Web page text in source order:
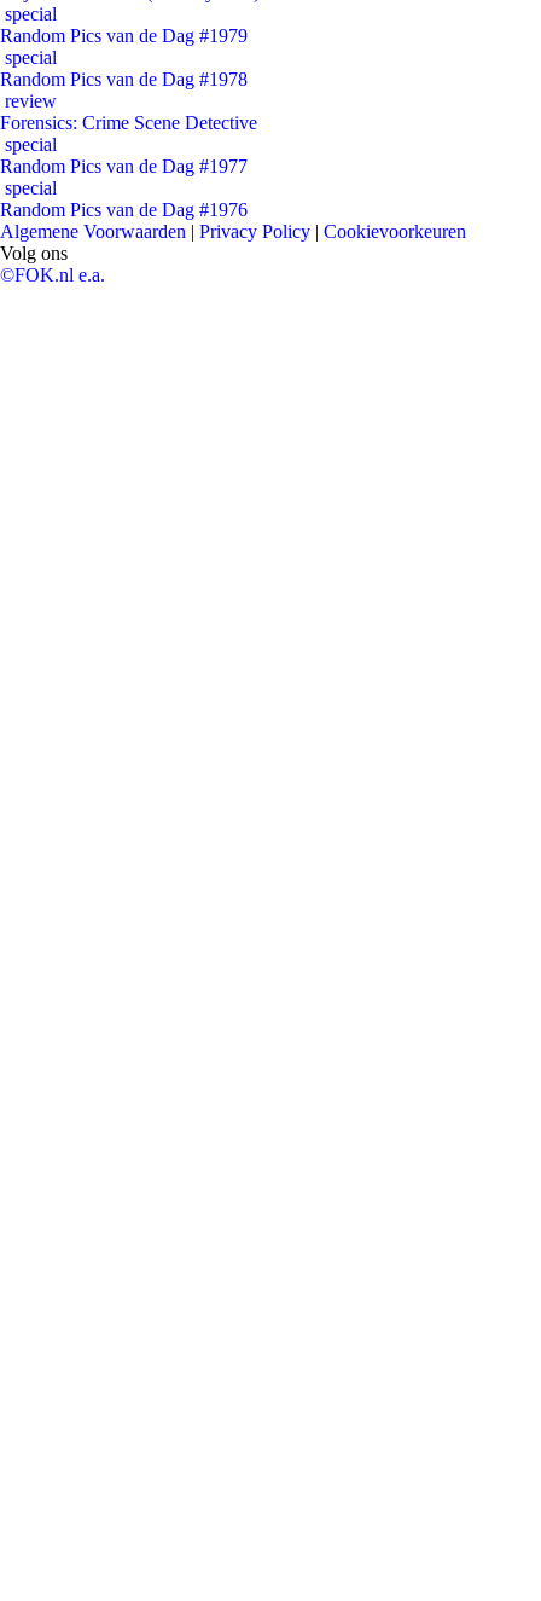
special
Random Pics van de Dag #1979
special
Random Pics van de Dag #1978
review
Forensics: Crime Scene Detective
special
Random Pics van de Dag #1977
special
Random Pics van de Dag #1976
Algemene Voorwaarden | Privacy Policy | Cookievoorkeuren
Volg ons
©FOK.nl e.a.